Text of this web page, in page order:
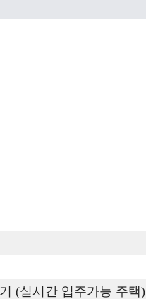
(실시간 입주가능 주택)